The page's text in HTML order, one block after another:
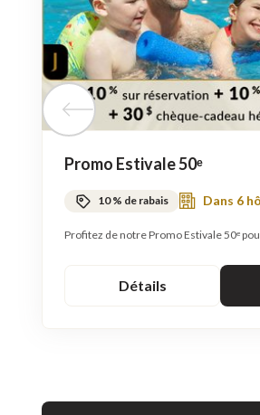
Promo Estivale 50ᵉ
10 % de rabais Dans 6
Profitez de notre Promo Estivale 50ᵉ
Détails
Tuile précédente